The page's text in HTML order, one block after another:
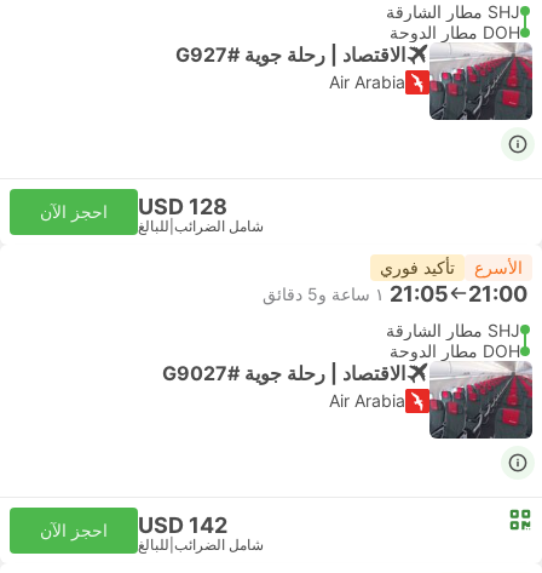
SHJ مطار الشارقة
DOH مطار الدوحة
الاقتصاد | رحلة جوية #G927
Air Arabia
USD 128
شامل الضرائب للبالغ
احجز الآن
الأسرع تأكيد فوري
21:00
21:05 ١ ساعة و‫5 دقائق
SHJ مطار الشارقة
DOH مطار الدوحة
الاقتصاد | رحلة جوية #G9027
Air Arabia
USD 142
شامل الضرائب للبالغ
احجز الآن